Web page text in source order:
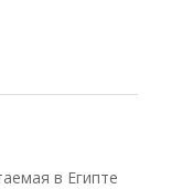
в Египте